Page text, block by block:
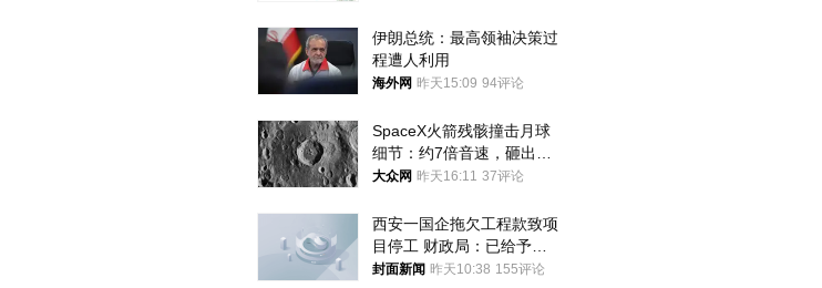
伊朗总统：最高领袖决策过
程遭人利用
海外网 昨天15:09 94评论
SpaceX火箭残骸撞击月球
细节：约7倍音速，砸出直
径约30米撞击坑
大众网 昨天16:11 37评论
西安一国企拖欠工程款致项
目停工 财政局：已给予处
分，正督促整改
封面新闻 昨天10:38 155评论